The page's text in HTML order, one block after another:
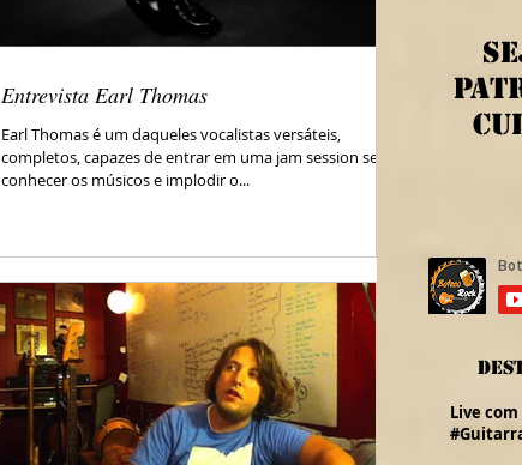
Entrevista Earl Thomas
Earl Thomas é um daqueles vocalistas versáteis,
completos, capazes de entrar em uma jam session sem
conhecer os músicos e implodir o...
Live